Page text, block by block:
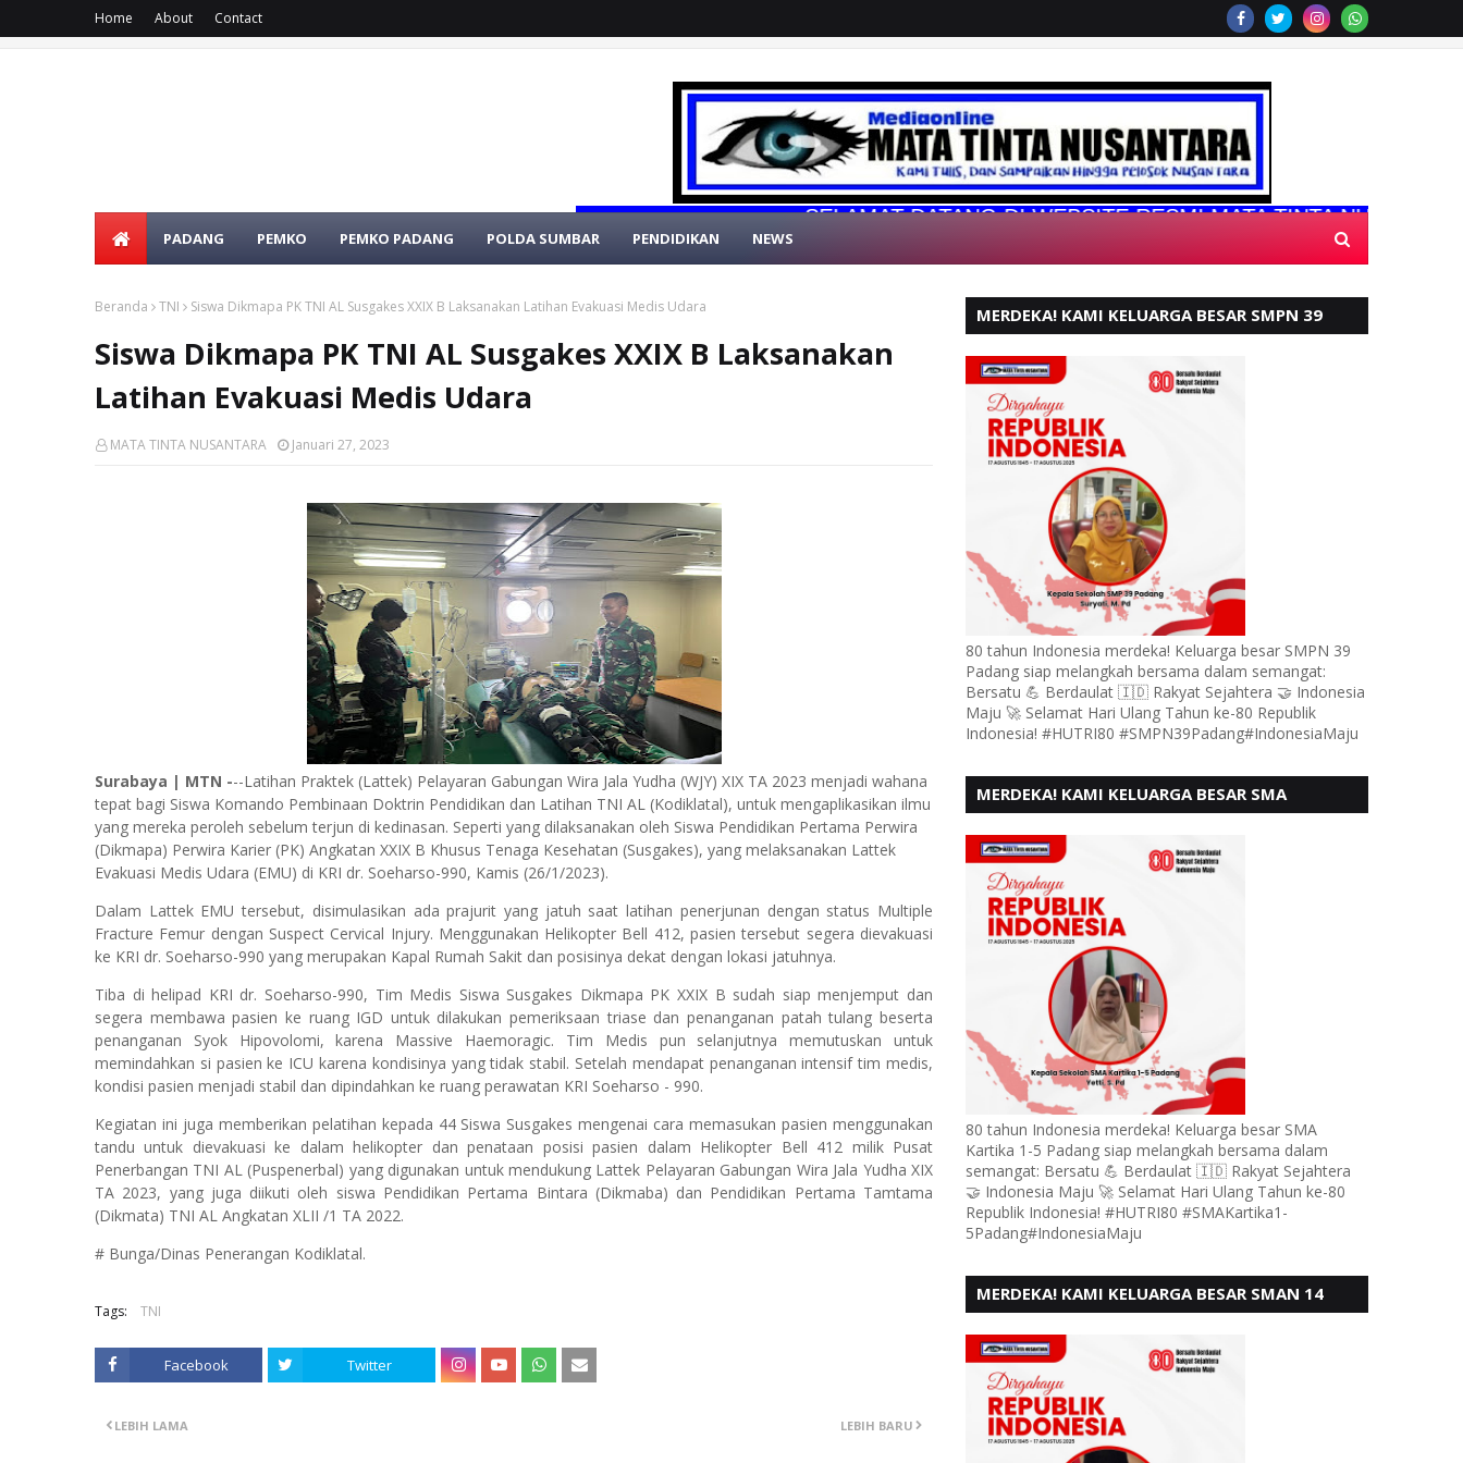
Home About Contact
SELAMAT DATANG DI WEBSITE RESMI MATA TINTA NUSANTARA
PADANG PEMKO PEMKO PADANG POLDA SUMBAR PENDIDIKAN NEWS
Beranda TNI Siswa Dikmapa PK TNI AL Susgakes XXIX B Laksanakan Latihan Evakuasi Medis Udara
Siswa Dikmapa PK TNI AL Susgakes XXIX B Laksanakan
Latihan Evakuasi Medis Udara
MATA TINTA NUSANTARA Januari 27, 2023
Surabaya | MTN ---Latihan Praktek (Lattek) Pelayaran Gabungan Wira Jala Yudha (WJY) XIX TA 2023 menjadi wahana
tepat bagi Siswa Komando Pembinaan Doktrin Pendidikan dan Latihan TNI AL (Kodiklatal), untuk mengaplikasikan ilmu
yang mereka peroleh sebelum terjun di kedinasan. Seperti yang dilaksanakan oleh Siswa Pendidikan Pertama Perwira
(Dikmapa) Perwira Karier (PK) Angkatan XXIX B Khusus Tenaga Kesehatan (Susgakes), yang melaksanakan Lattek
Evakuasi Medis Udara (EMU) di KRI dr. Soeharso-990, Kamis (26/1/2023).
Dalam Lattek EMU tersebut, disimulasikan ada prajurit yang jatuh saat latihan penerjunan dengan status Multiple
Fracture Femur dengan Suspect Cervical Injury. Menggunakan Helikopter Bell 412, pasien tersebut segera dievakuasi
ke KRI dr. Soeharso-990 yang merupakan Kapal Rumah Sakit dan posisinya dekat dengan lokasi jatuhnya.
Tiba di helipad KRI dr. Soeharso-990, Tim Medis Siswa Susgakes Dikmapa PK XXIX B sudah siap menjemput dan
segera membawa pasien ke ruang IGD untuk dilakukan pemeriksaan triase dan penanganan patah tulang beserta
penanganan Syok Hipovolomi, karena Massive Haemoragic. Tim Medis pun selanjutnya memutuskan untuk
memindahkan si pasien ke ICU karena kondisinya yang tidak stabil. Setelah mendapat penanganan intensif tim medis,
kondisi pasien menjadi stabil dan dipindahkan ke ruang perawatan KRI Soeharso - 990.
Kegiatan ini juga memberikan pelatihan kepada 44 Siswa Susgakes mengenai cara memasukan pasien menggunakan
tandu untuk dievakuasi ke dalam helikopter dan penataan posisi pasien dalam Helikopter Bell 412 milik Pusat
Penerbangan TNI AL (Puspenerbal) yang digunakan untuk mendukung Lattek Pelayaran Gabungan Wira Jala Yudha XIX
TA 2023, yang juga diikuti oleh siswa Pendidikan Pertama Bintara (Dikmaba) dan Pendidikan Pertama Tamtama
(Dikmata) TNI AL Angkatan XLII /1 TA 2022.
# Bunga/Dinas Penerangan Kodiklatal.
Tags: TNI
Facebook Twitter
LEBIH BARU
LEBIH LAMA
MERDEKA! KAMI KELUARGA BESAR SMPN 39
80 tahun Indonesia merdeka! Keluarga besar SMPN 39
Padang siap melangkah bersama dalam semangat:
Bersatu 💪 Berdaulat 🇮🇩 Rakyat Sejahtera 🤝 Indonesia
Maju 🚀 Selamat Hari Ulang Tahun ke-80 Republik
Indonesia! #HUTRI80 #SMPN39Padang#IndonesiaMaju
MERDEKA! KAMI KELUARGA BESAR SMA
KE - 80, MOTO" BERSATU BERD
80 tahun Indonesia merdeka! Keluarga besar SMA
Kartika 1-5 Padang siap melangkah bersama dalam
semangat: Bersatu 💪 Berdaulat 🇮🇩 Rakyat Sejahtera
🤝 Indonesia Maju 🚀 Selamat Hari Ulang Tahun ke-80
Republik Indonesia! #HUTRI80 #SMAKartika1-
5Padang#IndonesiaMaju
MERDEKA! KAMI KELUARGA BESAR SMAN 14